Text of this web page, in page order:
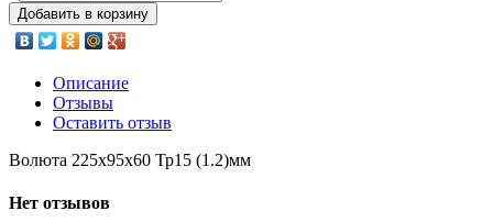
Добавить в корзину
Описание
Отзывы
Оставить отзыв
Волюта 225х95х60 Тр15 (1.2)мм
Нет отзывов